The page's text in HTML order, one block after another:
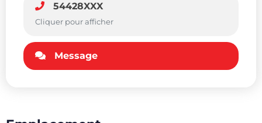
54428XXX
Cliquer pour afficher
Message